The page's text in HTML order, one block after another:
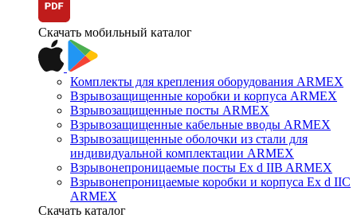
Скачать мобильный каталог
Комплекты для крепления оборудования ARMEX
Взрывозащищенные коробки и корпуса ARMEX
Взрывозащищенные посты ARMEX
Взрывозащищенные кабельные вводы ARMEX
Взрывозащищенные оболочки из стали для
индивидуальной комплектации ARMEX
Взрывонепроницаемые посты Ex d IIB ARMEX
Взрывонепроницаемые коробки и корпуса Ex d IIС
ARMEX
Скачать каталог